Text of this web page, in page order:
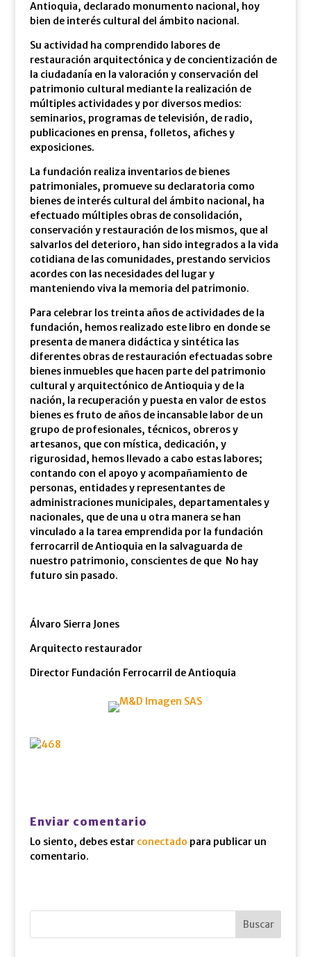
Antioquia, declarado monumento nacional, hoy
bien de interés cultural del ámbito nacional.
Su actividad ha comprendido labores de
restauración arquitectónica y de concientización de
la ciudadanía en la valoración y conservación del
patrimonio cultural mediante la realización de
múltiples actividades y por diversos medios:
seminarios, programas de televisión, de radio,
publicaciones en prensa, folletos, afiches y
exposiciones.
La fundación realiza inventarios de bienes
patrimoniales, promueve su declaratoria como
bienes de interés cultural del ámbito nacional, ha
efectuado múltiples obras de consolidación,
conservación y restauración de los mismos, que al
salvarlos del deterioro, han sido integrados a la vida
cotidiana de las comunidades, prestando servicios
acordes con las necesidades del lugar y
manteniendo viva la memoria del patrimonio.
Para celebrar los treinta años de actividades de la
fundación, hemos realizado este libro en donde se
presenta de manera didáctica y sintética las
diferentes obras de restauración efectuadas sobre
bienes inmuebles que hacen parte del patrimonio
cultural y arquitectónico de Antioquia y de la
nación, la recuperación y puesta en valor de estos
bienes es fruto de años de incansable labor de un
grupo de profesionales, técnicos, obreros y
artesanos, que con mística, dedicación, y
rigurosidad, hemos llevado a cabo estas labores;
contando con el apoyo y acompañamiento de
personas, entidades y representantes de
administraciones municipales, departamentales y
nacionales, que de una u otra manera se han
vinculado a la tarea emprendida por la fundación
ferrocarril de Antioquia en la salvaguarda de
nuestro patrimonio, conscientes de que No hay
futuro sin pasado.
Álvaro Sierra Jones
Arquitecto restaurador
Director Fundación Ferrocarril de Antioquia
Enviar comentario
Lo siento, debes estar conectado para publicar un
comentario.